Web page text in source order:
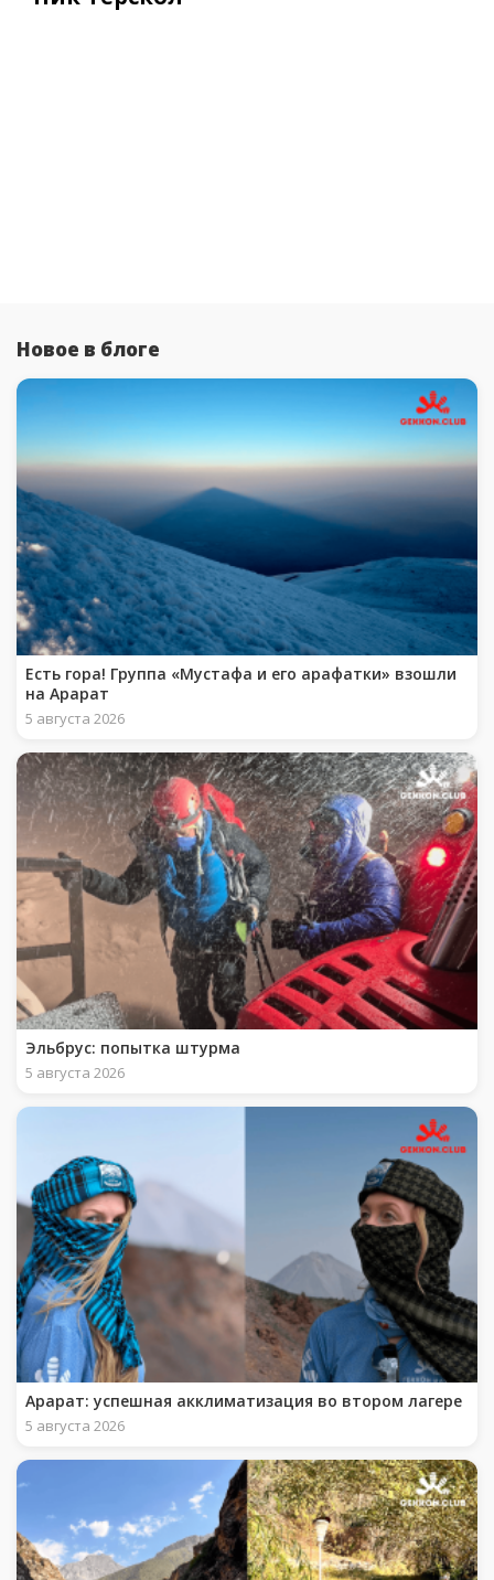
Новое в блоге
Есть гора! Группа «Мустафа и его арафатки» взошли
на Арарат
5 августа 2026
Эльбрус: попытка штурма
5 августа 2026
Арарат: успешная акклиматизация во втором лагере
5 августа 2026